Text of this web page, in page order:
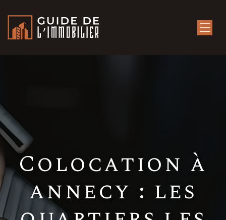
Colocation à
annecy : les